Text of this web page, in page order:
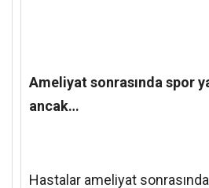
Ameliyat sonrasında spor
ancak…
Hastalar ameliyat